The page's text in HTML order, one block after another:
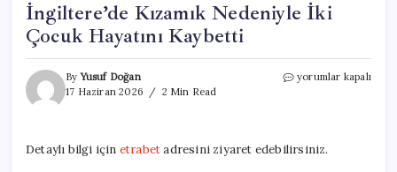
İngiltere’de Kızamık Nedeniyle İki
Çocuk Hayatını Kaybetti
ByYusuf Doğan
17 Haziran 2026
2 Min Read
İngiltere’de
Hayatını
yorumlar kapalı
Detaylı bilgi için etrabetadresini ziyaret edebilirsiniz.